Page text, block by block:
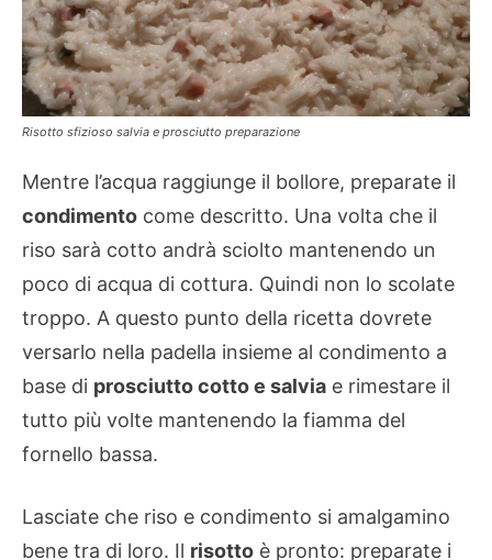
Risotto sfizioso salvia e prosciutto preparazione
Mentre l’acqua raggiunge il bollore, preparate il
condimento come descritto. Una volta che il
riso sarà cotto andrà sciolto mantenendo un
poco di acqua di cottura. Quindi non lo scolate
troppo. A questo punto della ricetta dovrete
versarlo nella padella insieme al condimento a
base di prosciutto cotto e salvia e rimestare il
tutto più volte mantenendo la fiamma del
fornello bassa.
Lasciate che riso e condimento si amalgamino
bene tra di loro. Il risotto è pronto: preparate i